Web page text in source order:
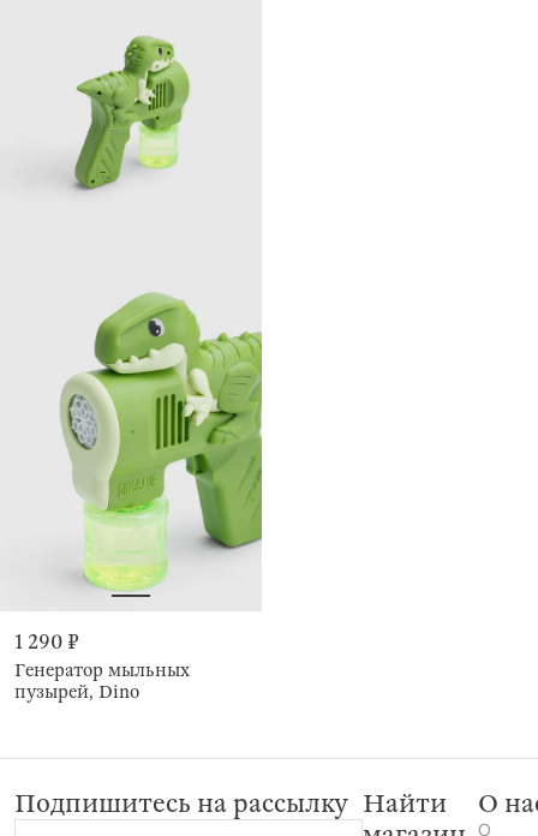
1 290 ₽
Генератор мыльных
пузырей, Dino
Подпишитесь на рассылку Найти
О